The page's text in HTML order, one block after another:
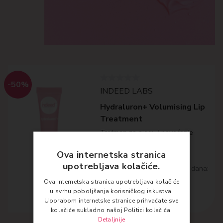
-50%
INDEED LABS
Hydraluron+ Volumising Lip
Treatment
Tretman za njegu i povećanje
7,90€
Najniža cijena posljednjih 30 dana:
Dodaj u košaricu
Ova internetska stranica
upotrebljava kolačiće.
Ova internetska stranica upotrebljava kolačiće
u svrhu poboljšanja korisničkog iskustva.
Uporabom internetske stranice prihvaćate sve
kolačiće sukladno našoj Politici kolačića.
Detaljnije